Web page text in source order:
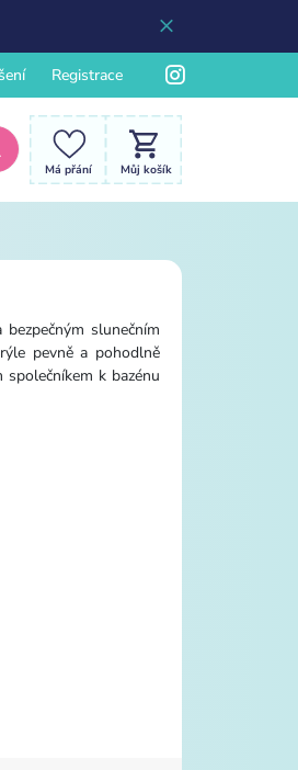
Registrace
Má přání Můj košík
slunečním
pevně a pohodlně
společníkem k bazénu